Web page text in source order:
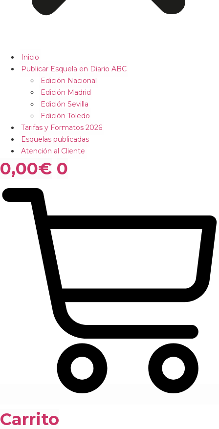
Inicio
Publicar Esquela en Diario ABC
Edición Nacional
Edición Madrid
Edición Sevilla
Edición Toledo
Tarifas y Formatos 2026
Esquelas publicadas
Atención al Cliente
0,00€ 0
Carrito